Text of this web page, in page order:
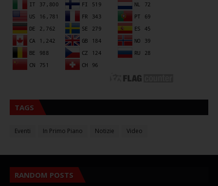
TAGS
Eventi In Primo Piano Notizie Video
RANDOM POSTS